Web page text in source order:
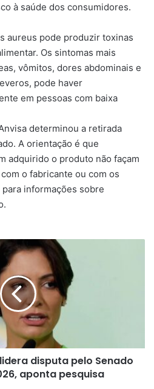
à saúde dos consumidores.
aureus pode produzir toxinas
Os sintomas mais
vômitos, dores abdominais e
pode haver
em pessoas com baixa
determinou a retirada
A orientação é que
adquirido o produto não façam
o fabricante ou com os
informações sobre
disputa pelo Senado
aponta pesquisa